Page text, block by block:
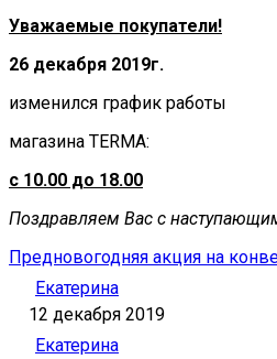
Уважаемые покупатели!
26 декабря 2019г.
изменился график работы
магазина TERMA:
с 10.00 до 18.00
Поздравляем Вас с
Предновогодняя акция на
Екатерина
12 декабря 2019
Екатерина